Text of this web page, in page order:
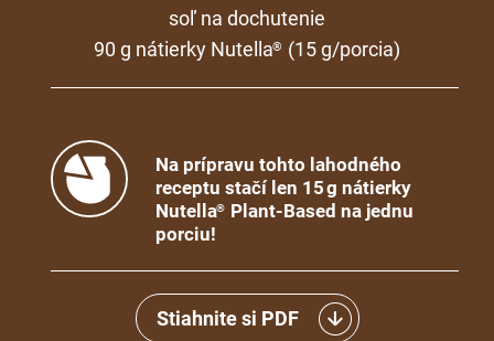
soľ na dochutenie
90 g nátierky Nutella® (15 g/porcia)
Na prípravu tohto lahodného
receptu stačí len 15 g nátierky
Nutella® Plant-Based na jednu
porciu!
Stiahnite si PDF